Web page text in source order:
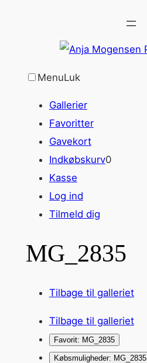
MenuLuk
Gallerier
Favoritter
Gavekort
Indkøbskurv0
Kasse
Log ind
Tilmeld dig
MG_2835
Tilbage til galleriet
Tilbage til galleriet
Favorit: MG_2835
Købsmuligheder: MG_2835